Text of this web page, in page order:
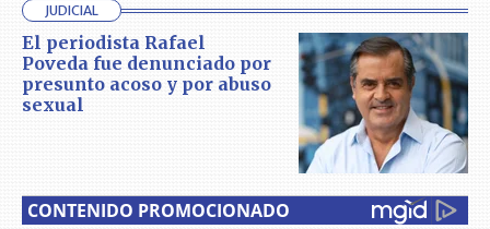
JUDICIAL
El periodista Rafael
Poveda fue denunciado por
presunto acoso y por abuso
sexual